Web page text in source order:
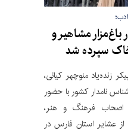
مشاهیر و
سپرده شد
زنده‌یاد منوچهر کیانی،
نامدار کشور با حضور
اصحاب فرهنگ و هنر،
از عشایر استان فارس در